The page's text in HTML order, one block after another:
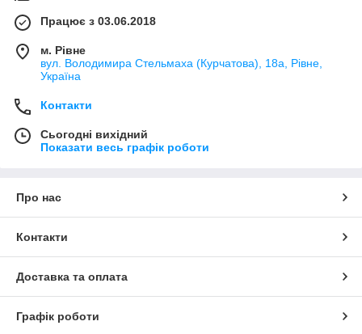
Працює з 03.06.2018
м. Рівне
вул. Володимира Стельмаха (Курчатова), 18а, Рівне,
Україна
Контакти
Сьогодні вихідний
Показати весь графік роботи
Про нас
Контакти
Доставка та оплата
Графік роботи